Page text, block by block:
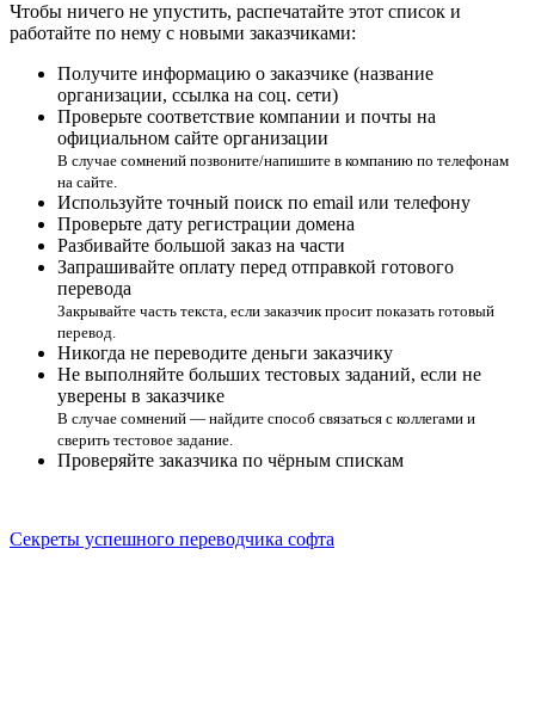
Чтобы ничего не упустить, распечатайте этот список и
работайте по нему с новыми заказчиками:
Получите информацию о заказчике (название
организации, ссылка на соц. сети)
Проверьте соответствие компании и почты на
официальном сайте организации
В случае сомнений позвоните/напишите в компанию по телефонам
на сайте.
Используйте точный поиск по email или телефону
Проверьте дату регистрации домена
Разбивайте большой заказ на части
Запрашивайте оплату перед отправкой готового
перевода
Закрывайте часть текста, если заказчик просит показать готовый
перевод.
Никогда не переводите деньги заказчику
Не выполняйте больших тестовых заданий, если не
уверены в заказчике
В случае сомнений — найдите способ связаться с коллегами и
сверить тестовое задание.
Проверяйте заказчика по чёрным спискам
Секреты успешного переводчика софта